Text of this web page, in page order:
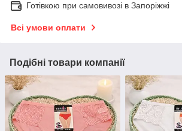
Готівкою при самовивозі в Запоріжжі
Всі умови оплати
Подібні товари компанії